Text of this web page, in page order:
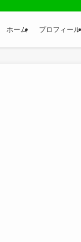
ホーム プロフィール